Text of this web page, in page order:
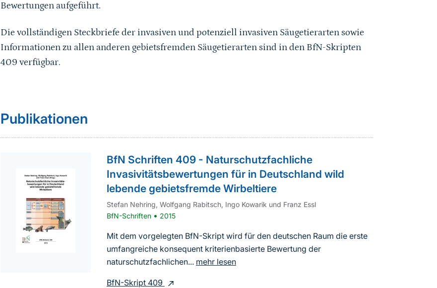
Bewertungen aufgeführt.
Die vollständigen Steckbriefe der invasiven und potenziell invasiven Säugetierarten sowie
Informationen zu allen anderen gebietsfremden Säugetierarten sind in den BfN-Skripten
409 verfügbar.
weiterführender
Inhalt
Publikationen
BfN Schriften 409 - Naturschutzfachliche
Invasivitätsbewertungen für in Deutschland wild
lebende gebietsfremde Wirbeltiere
Stefan Nehring, Wolfgang Rabitsch, Ingo Kowarik und Franz Essl
BfN-Schriften • 2015
Mit dem vorgelegten BfN-Skript wird für den deutschen Raum die erste
umfangreiche konsequent kriterienbasierte Bewertung der
naturschutzfachlichen... mehr lesen
BfN-Skript 409